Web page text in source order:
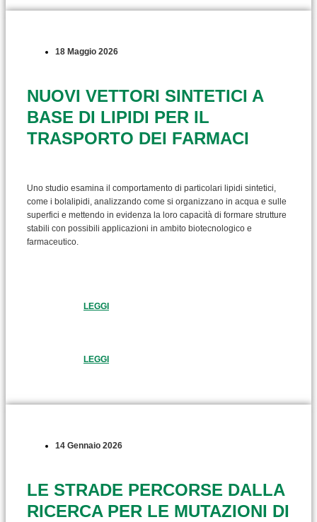
18 Maggio 2026
NUOVI VETTORI SINTETICI A
BASE DI LIPIDI PER IL
TRASPORTO DEI FARMACI
Uno studio esamina il comportamento di particolari lipidi sintetici,
come i bolalipidi, analizzando come si organizzano in acqua e sulle
superfici e mettendo in evidenza la loro capacità di formare strutture
stabili con possibili applicazioni in ambito biotecnologico e
farmaceutico.
LEGGI
LEGGI
14 Gennaio 2026
LE STRADE PERCORSE DALLA
RICERCA PER LE MUTAZIONI DI